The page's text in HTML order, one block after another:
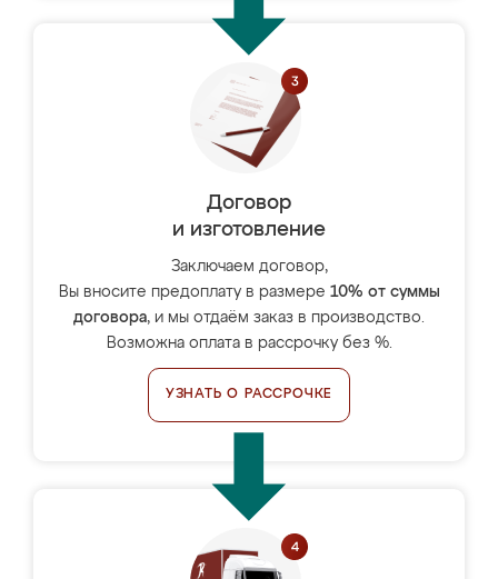
Договор
и изготовление
Заключаем договор,
Вы вносите предоплату в размере 10% от суммы
договора, и мы отдаём заказ в производство.
Возможна оплата в рассрочку без %.
УЗНАТЬ О РАССРОЧКЕ